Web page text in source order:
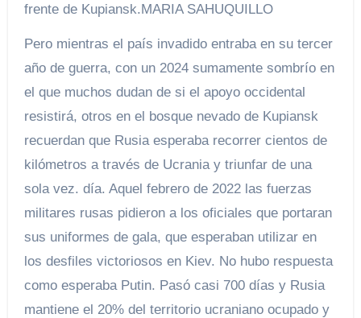
frente de Kupiansk.MARIA SAHUQUILLO
Pero mientras el país invadido entraba en su tercer
año de guerra, con un 2024 sumamente sombrío en
el que muchos dudan de si el apoyo occidental
resistirá, otros en el bosque nevado de Kupiansk
recuerdan que Rusia esperaba recorrer cientos de
kilómetros a través de Ucrania y triunfar de una
sola vez. día. Aquel febrero de 2022 las fuerzas
militares rusas pidieron a los oficiales que portaran
sus uniformes de gala, que esperaban utilizar en
los desfiles victoriosos en Kiev. No hubo respuesta
como esperaba Putin. Pasó casi 700 días y Rusia
mantiene el 20% del territorio ucraniano ocupado y